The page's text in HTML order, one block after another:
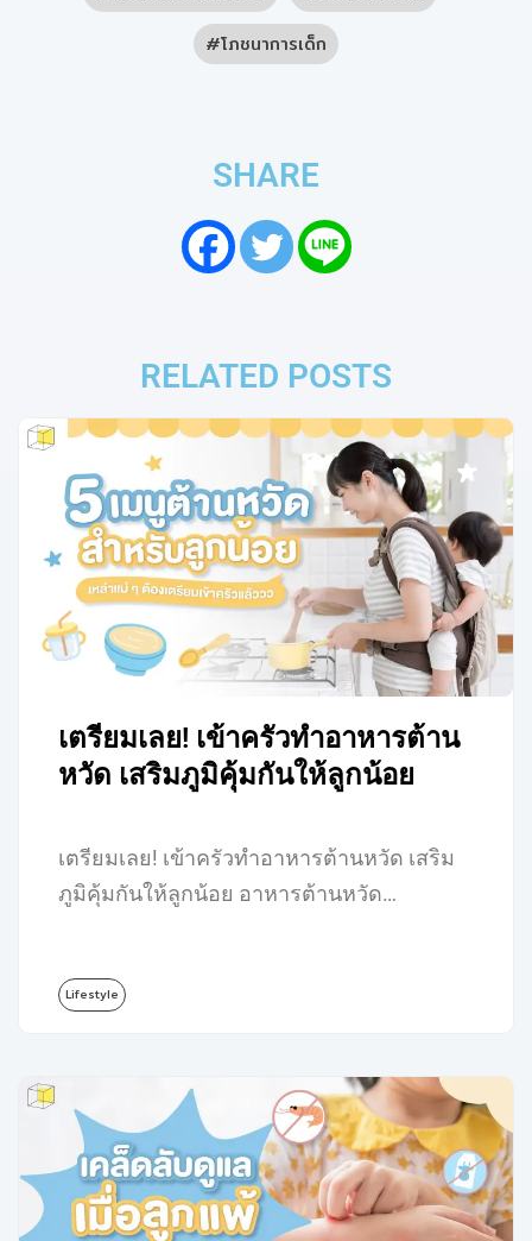
โภชนาการเด็ก
SHARE
RELATED POSTS
เตรียมเลย! เข้าครัวทำอาหารต้าน
หวัด เสริมภูมิคุ้มกันให้ลูกน้อย
เตรียมเลย! เข้าครัวทำอาหารต้านหวัด เสริม
ภูมิคุ้มกันให้ลูกน้อย อาหารต้านหวัด…
Lifestyle